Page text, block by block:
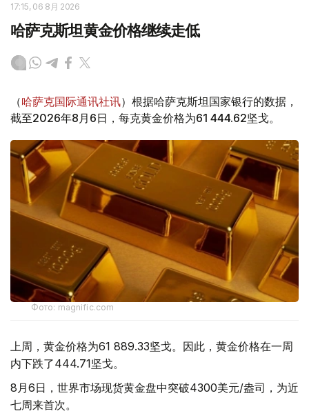
17:15, 06 8月 2026
哈萨克斯坦黄金价格继续走低
（哈萨克国际通讯社讯）根据哈萨克斯坦国家银行的数据，
截至2026年8月6日，每克黄金价格为61 444.62坚戈。
Фото: magnific.com
上周，黄金价格为61 889.33坚戈。因此，黄金价格在一周
内下跌了444.71坚戈。
8月6日，世界市场现货黄金盘中突破4300美元/盎司，为近
七周来首次。